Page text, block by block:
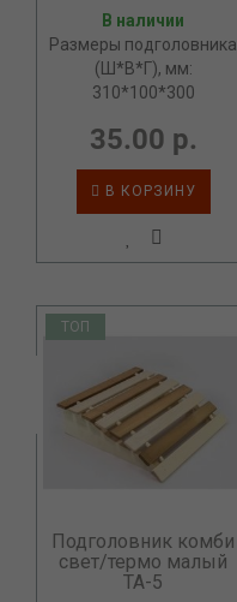
В наличии
Размеры подголовника
(Ш*В*Г), мм:
310*100*300
35.00 р.
В КОРЗИНУ
ТОП
Подголовник комби
свет/термо малый
ТА-5